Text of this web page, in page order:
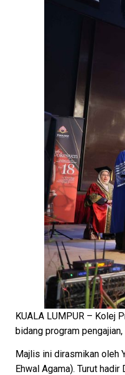
KUALA LUMPUR – Kolej
bidang program
Majlis ini dirasmikan oleh
Ehwal Agama). Turut